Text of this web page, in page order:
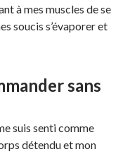
à mes muscles de se
soucis s’évaporer et
sans
suis senti comme
détendu et mon